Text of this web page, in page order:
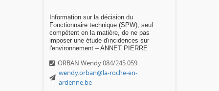
Information sur la décision du
Fonctionnaire technique (SPW), seul
compétent en la matière, de ne pas
imposer une étude d'incidences sur
l'environnement – ANNET PIERRE
ORBAN Wendy 084/245.059
wendy.orban@la-roche-en-
ardenne.be